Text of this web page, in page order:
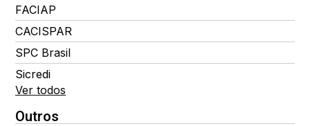
FACIAP
CACISPAR
SPC Brasil
Sicredi
Ver todos
Outros